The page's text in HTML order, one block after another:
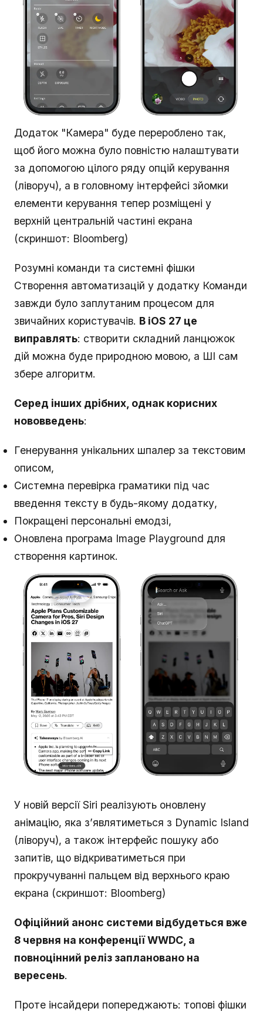
Додаток "Камера" буде перероблено так,
щоб його можна було повністю налаштувати
за допомогою цілого ряду опцій керування
(ліворуч), а в головному інтерфейсі зйомки
елементи керування тепер розміщені у
верхній центральній частині екрана
(скриншот: Bloomberg)
Розумні команди та системні фішки
Створення автоматизацій у додатку Команди
завжди було заплутаним процесом для
звичайних користувачів. В iOS 27 це
виправлять: створити складний ланцюжок
дій можна буде природною мовою, а ШІ сам
збере алгоритм.
Серед інших дрібних, однак корисних
нововведень:
Генерування унікальних шпалер за текстовим
описом,
Системна перевірка граматики під час
введення тексту в будь-якому додатку,
Покращені персональні емодзі,
Оновлена програма Image Playground для
створення картинок.
У новій версії Siri реалізують оновлену
анімацію, яка з’являтиметься з Dynamic Island
(ліворуч), а також інтерфейс пошуку або
запитів, що відкриватиметься при
прокручуванні пальцем від верхнього краю
екрана (скриншот: Bloomberg)
Офіційний анонс системи відбудеться вже
8 червня на конференції WWDC, а
повноцінний реліз заплановано на
вересень.
Проте інсайдери попереджають: топові фішки